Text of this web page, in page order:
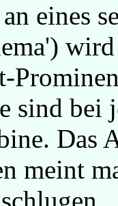
eines
sind bei
Das
meint